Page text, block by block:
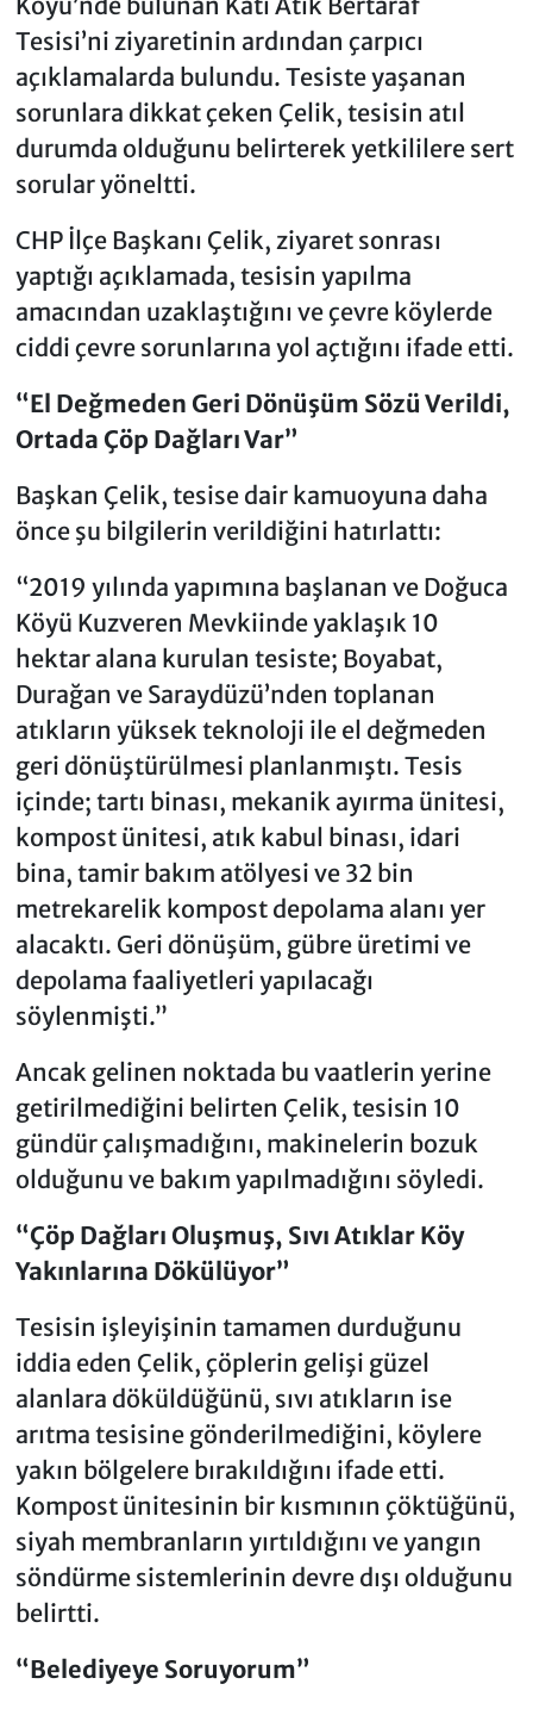
Tesisi’ni ziyaretinin ardından çarpıcı
açıklamalarda bulundu. Tesiste yaşanan
sorunlara dikkat çeken Çelik, tesisin atıl
durumda olduğunu belirterek yetkililere sert
sorular yöneltti.
CHP İlçe Başkanı Çelik, ziyaret sonrası
yaptığı açıklamada, tesisin yapılma
amacından uzaklaştığını ve çevre köylerde
ciddi çevre sorunlarına yol açtığını ifade etti.
“El Değmeden Geri Dönüşüm Sözü Verildi,
Ortada Çöp Dağları Var”
Başkan Çelik, tesise dair kamuoyuna daha
önce şu bilgilerin verildiğini hatırlattı:
“2019 yılında yapımına başlanan ve Doğuca
Köyü Kuzveren Mevkiinde yaklaşık 10
hektar alana kurulan tesiste; Boyabat,
Durağan ve Saraydüzü’nden toplanan
atıkların yüksek teknoloji ile el değmeden
geri dönüştürülmesi planlanmıştı. Tesis
içinde; tartı binası, mekanik ayırma ünitesi,
kompost ünitesi, atık kabul binası, idari
bina, tamir bakım atölyesi ve 32 bin
metrekarelik kompost depolama alanı yer
alacaktı. Geri dönüşüm, gübre üretimi ve
depolama faaliyetleri yapılacağı
söylenmişti.”
Ancak gelinen noktada bu vaatlerin yerine
getirilmediğini belirten Çelik, tesisin 10
gündür çalışmadığını, makinelerin bozuk
olduğunu ve bakım yapılmadığını söyledi.
“Çöp Dağları Oluşmuş, Sıvı Atıklar Köy
Yakınlarına Dökülüyor”
Tesisin işleyişinin tamamen durduğunu
iddia eden Çelik, çöplerin gelişi güzel
alanlara döküldüğünü, sıvı atıkların ise
arıtma tesisine gönderilmediğini, köylere
yakın bölgelere bırakıldığını ifade etti.
Kompost ünitesinin bir kısmının çöktüğünü,
siyah membranların yırtıldığını ve yangın
söndürme sistemlerinin devre dışı olduğunu
belirtti.
“Belediyeye Soruyorum”